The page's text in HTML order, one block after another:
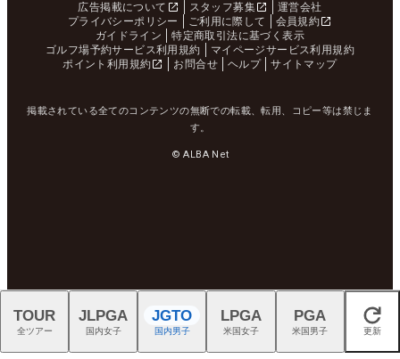
広告掲載について スタッフ募集
運営会社
プライバシーポリシー
ご利用に際して
会員規約
ガイドライン
特定商取引法に基づく表示
ゴルフ場予約サービス利用規約
マイページサービス利用規約
ポイント利用規約
お問合せ ヘルプ サイトマップ
掲載されている全てのコンテンツの無断での転載、転用、コピー等は禁じま
す。
© ALBA Net
閉じる
TOUR
全ツアー
JLPGA
国内女子
JGTO
国内男子
LPGA
米国女子
PGA
米国男子 更新